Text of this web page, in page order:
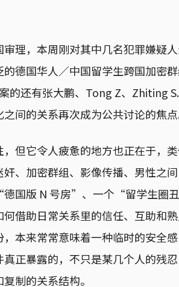
理，本周刚对其中几名犯罪嫌疑
的德国华人／中国留学生跨国加
的还有张大鹏、Tong Z、Zhiting
间的关系再次成为公共讨论的焦点
但它令人疲惫的地方也正在于，
奸、加密群组、影像传播、男性
德国版 N 号房”、一个“留学生圈
借助日常关系里的信任、互助和
本来常常意味着一种临时的安全
真正暴露的，不只是某几个人的残
制的关系结构。